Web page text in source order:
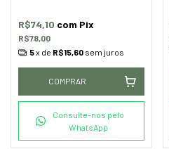
R$78,00
R$74,10 com Pix
5x de R$15,60 sem juros
COMPRAR
Consulte-nos pelo
WhatsApp